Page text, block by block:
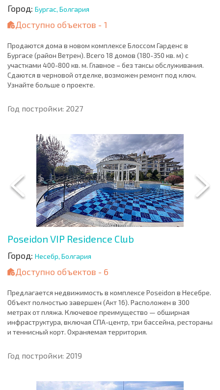
Город: Бургас, Болгария
Доступно объектов - 1
Продаются дома в новом комплексе Блоссом Гарденс в
Бургасе (район Ветрен). Всего 18 домов (180-350 кв. м) с
участками 400-800 кв. м. Главное – без таксы обслуживания.
Сдаются в черновой отделке, возможен ремонт под ключ.
Узнайте больше о проекте.
Год постройки: 2027
Poseidon VIP Residence Club
Город: Несебр, Болгария
Доступно объектов - 6
Предлагается недвижимость в комплексе Poseidon в Несебре.
Объект полностью завершен (Акт 16). Расположен в 300
метрах от пляжа. Ключевое преимущество — обширная
инфраструктура, включая СПА-центр, три бассейна, рестораны
и теннисный корт. Охраняемая территория.
Год постройки: 2019